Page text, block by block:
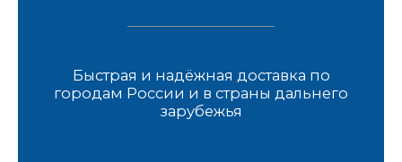
Быстрая и надёжная доставка по
городам России и в страны дальнего
зарубежья